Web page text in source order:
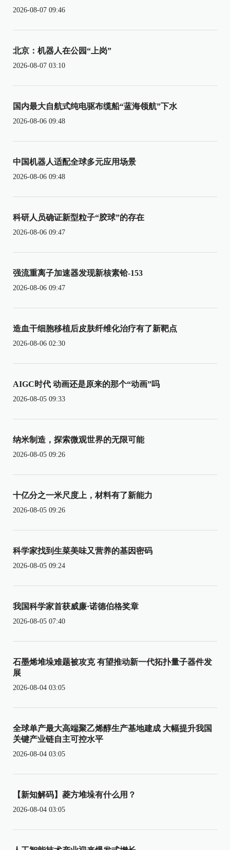
2026-08-07 09:46
北京：机器人在公园“上岗”
2026-08-07 03:10
国内最大自航式纯电驱布缆船“蓝海领航”下水
2026-08-06 09:48
中国机器人适配全球多元应用场景
2026-08-06 09:48
科研人员确证新型粒子“胶球”的存在
2026-08-06 09:47
强流重离子加速器发现新核素铪-153
2026-08-06 09:47
造血干细胞移植后皮肤纤维化治疗有了新靶点
2026-08-06 02:30
AIGC时代 动画还是原来的那个“动画”吗
2026-08-05 09:33
纳米制造，探索微观世界的无限可能
2026-08-05 09:26
十亿分之一米尺度上，材料有了新能力
2026-08-05 09:26
科学家找到生菜美味又营养的基因密码
2026-08-05 09:24
我国科学家首获威廉·诺德伯格奖章
2026-08-05 07:40
石墨烯堆垛难题被攻克 有望推动新一代拓扑量子器件发
展
2026-08-04 03:05
全球单产最大高端聚乙烯醇生产基地建成 大幅提升我国
关键产业链自主可控水平
2026-08-04 03:05
【新知解码】菱方堆垛有什么用？
2026-08-04 03:05